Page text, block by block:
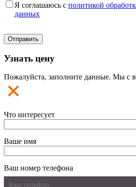
Я соглашаюсь с политикой
данных
Узнать цену
Пожалуйста, заполните данные. Мы с
Что интересует
Ваше имя
Ваш номер телефона